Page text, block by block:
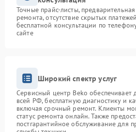
Точные прайс-листы,
ремонта, отсутствие скрытых
бесплатной консультации по
сайте
Широкий спектр услуг
Сервисный центр Beko обеспечивает
всей РФ, бесплатную диагностику и
включая срочный ремонт. Клиенты
статус ремонта онлайн. Также
постгарантийное обслуживание для